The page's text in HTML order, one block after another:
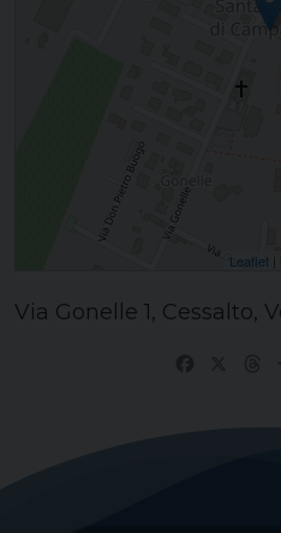
Leaflet
Via Gonelle 1, Cessalto,